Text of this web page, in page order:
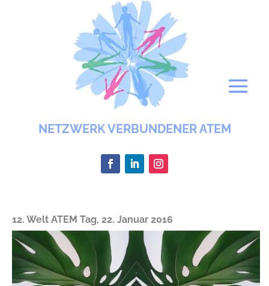
NETZWERK VERBUNDENER ATEM
12. Welt ATEM Tag, 22. Januar 2016